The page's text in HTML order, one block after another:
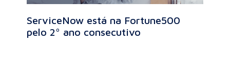
ServiceNow está na Fortune500
pelo 2º ano consecutivo